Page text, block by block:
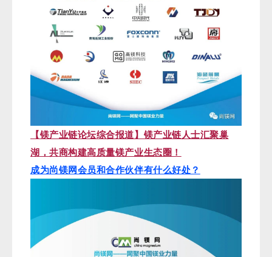
【镁产业链论坛综合报道】镁产业链人士汇聚巢
湖，共商构建高质量镁产业生态圈！
成为尚镁网会员和合作伙伴有什么好处？